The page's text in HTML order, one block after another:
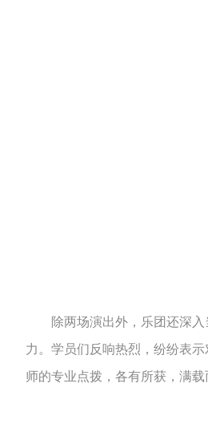
除两场演出外，乐团还深入
力。学员们反响热烈，纷纷表
师的专业点拨，各有所获，满载